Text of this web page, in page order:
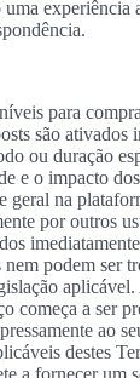
experiência
para
são ativados
ou duração
e o impacto
geral na
por outros
podem ser
começa a ser
ao
destes
a fornecer um